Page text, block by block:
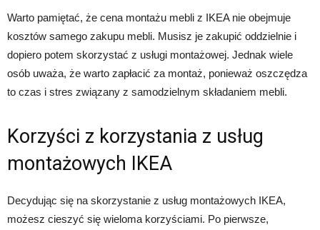
Warto pamiętać, że cena montażu mebli z IKEA nie obejmuje
kosztów samego zakupu mebli. Musisz je zakupić oddzielnie i
dopiero potem skorzystać z usługi montażowej. Jednak wiele
osób uważa, że warto zapłacić za montaż, ponieważ oszczędza
to czas i stres związany z samodzielnym składaniem mebli.
Korzyści z korzystania z usług
montażowych IKEA
Decydując się na skorzystanie z usług montażowych IKEA,
możesz cieszyć się wieloma korzyściami. Po pierwsze,